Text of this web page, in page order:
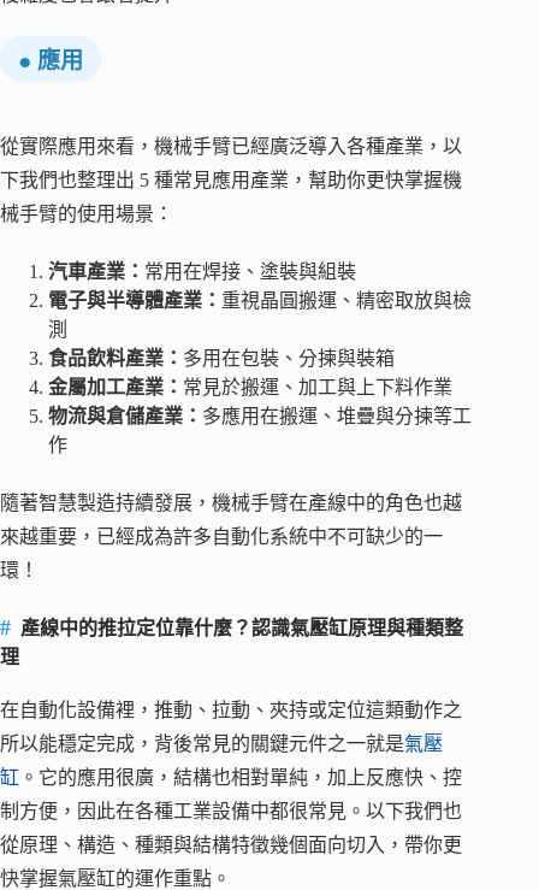
● 應用
從實際應用來看，機械手臂已經廣泛導入各種產業，以
下我們也整理出 5 種常見應用產業，幫助你更快掌握機
械手臂的使用場景：
汽車產業： 常用在焊接、塗裝與組裝
電子與半導體產業： 重視晶圓搬運、精密取放與檢
測
食品飲料產業： 多用在包裝、分揀與裝箱
金屬加工產業： 常見於搬運、加工與上下料作業
物流與倉儲產業： 多應用在搬運、堆疊與分揀等工
作
隨著智慧製造持續發展，機械手臂在產線中的角色也越
來越重要，已經成為許多自動化系統中不可缺少的一
環！
產線中的推拉定位靠什麼？認識氣壓缸原理與種類整
理
在自動化設備裡，推動、拉動、夾持或定位這類動作之
所以能穩定完成，背後常見的關鍵元件之一就是氣壓
缸 。它的應用很廣，結構也相對單純，加上反應快、控
制方便，因此在各種工業設備中都很常見。以下我們也
從原理、構造、種類與結構特徵幾個面向切入，帶你更
快掌握氣壓缸的運作重點。